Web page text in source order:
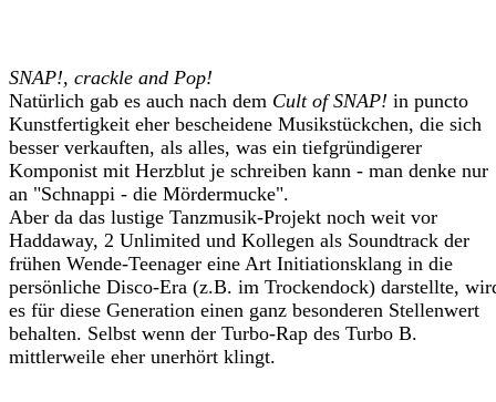
SNAP!, crackle and Pop!
Natürlich gab es auch nach dem Cult of SNAP! in puncto
Kunstfertigkeit eher bescheidene Musikstückchen, die sich
besser verkauften, als alles, was ein tiefgründigerer
Komponist mit Herzblut je schreiben kann - man denke nur
an "Schnappi - die Mördermucke".
Aber da das lustige Tanzmusik-Projekt noch weit vor
Haddaway, 2 Unlimited und Kollegen als Soundtrack der
frühen Wende-Teenager eine Art Initiationsklang in die
persönliche Disco-Era (z.B. im Trockendock) darstellte,
es für diese Generation einen ganz besonderen Stellenwert
behalten. Selbst wenn der Turbo-Rap des Turbo B.
mittlerweile eher unerhört klingt.